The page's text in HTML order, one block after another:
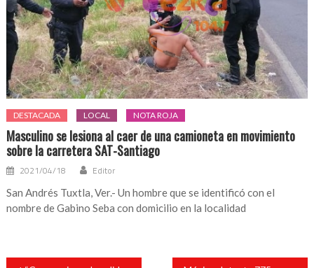
DESTACADA LOCAL NOTA ROJA
Masculino se lesiona al caer de una camioneta en movimiento
sobre la carretera SAT-Santiago
2021/04/18 Editor
San Andrés Tuxtla, Ver.- Un hombre que se identificó con el
nombre de Gabino Seba con domicilio en la localidad
Navegación